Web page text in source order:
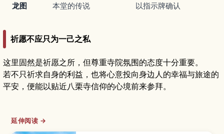
龙图 本堂的传说 以指示牌确认
祈愿不应只为一己之私
这里固然是祈愿之所，但尊重寺院氛围的态度十分重要。
若不只祈求自身的利益，也将心意投向身边人的幸福与旅途的
平安，便能以贴近八栗寺信仰的心境前来参拜。
延伸阅读 →